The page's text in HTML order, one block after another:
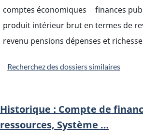
comptes économiques finances
produit intérieur brut en termes de
revenu pensions dépenses et richesse
Recherchez des dossiers similaires
Historique : Compte de
ressources, Système …